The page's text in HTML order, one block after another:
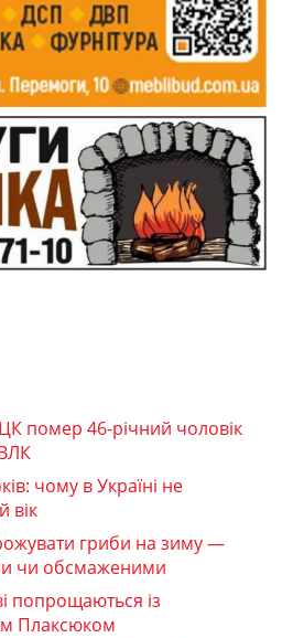
помер 46-річний чоловік
чому в Україні не
вік
гриби на зиму —
чи обсмаженими
попрощаються із
Плаксюком